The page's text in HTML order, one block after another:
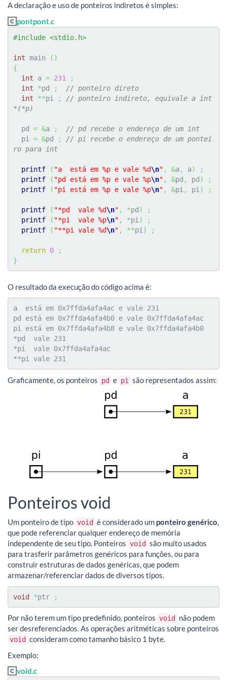
A declaração e uso de ponteiros indiretos é simples:
pontpont.c
#include <stdio.h>
int main ( )
{
int a = 231
;
int
*pd ;
// ponteiro direto
int
**pi ;
// ponteiro indireto, equivale a int
*(*p)
  pd
= &a ;
// pd recebe o endereço de um int
  pi
= &pd ;
// pi recebe o endereço de um pontei
ro para int
printf ( "a  está em %p e vale %d\n" , &a, a)
;
printf
( "pd está em %p e vale %p\n" , &pd , pd )
;
printf
( "pi está em %p e vale %p\n" , &pi , pi ) ;
printf ( "*pd  vale %d\n" , *pd )
;
printf
( "*pi  vale %p\n" , *pi )
;
printf
( "**pi vale %d\n" , **pi ) ;
return 0
;
}
O resultado da execução do código acima é:
a  está em 0x7ffda4afa4ac e vale 231
pd está em 0x7ffda4afa4b0 e vale 0x7ffda4afa4ac
pi está em 0x7ffda4afa4b8 e vale 0x7ffda4afa4b0
*pd  vale 231
*pi  vale 0x7ffda4afa4ac
**pi vale 231
Graficamente, os ponteiros pd e pi são representados assim:
Ponteiros void
Um ponteiro de tipo void é considerado um ponteiro genérico,
que pode referenciar qualquer endereço de memória
independente de seu tipo. Ponteiros void são muito usados
para trasferir parâmetros genéricos para funções, ou para
construir estruturas de dados genéricas, que podem
armazenar/referenciar dados de diversos tipos.
void *ptr ;
Por não terem um tipo predefinido, ponteiros void
não podem
ser desreferenciados. As operações aritméticas sobre ponteiros
void consideram como tamanho básico 1 byte.
Exemplo:
void.c